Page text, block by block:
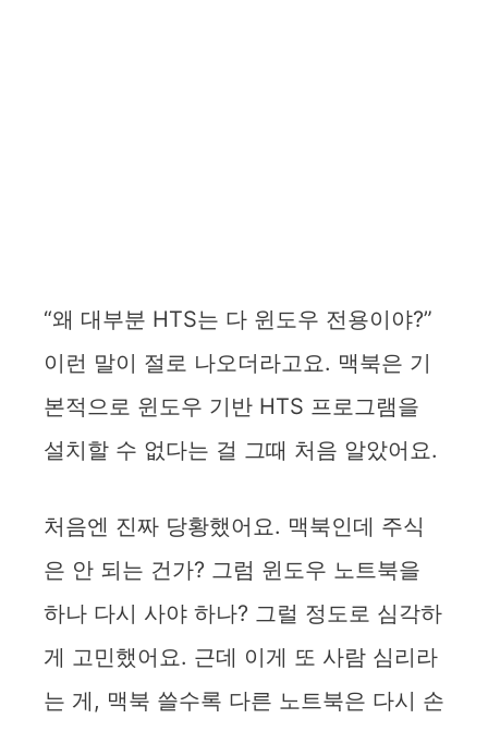
“왜 대부분 HTS는 다 윈도우 전용이야?”
이런 말이 절로 나오더라고요. 맥북은 기
본적으로 윈도우 기반 HTS 프로그램을
설치할 수 없다는 걸 그때 처음 알았어요.
처음엔 진짜 당황했어요. 맥북인데 주식
은 안 되는 건가? 그럼 윈도우 노트북을
하나 다시 사야 하나? 그럴 정도로 심각하
게 고민했어요. 근데 이게 또 사람 심리라
는 게, 맥북 쓸수록 다른 노트북은 다시 손